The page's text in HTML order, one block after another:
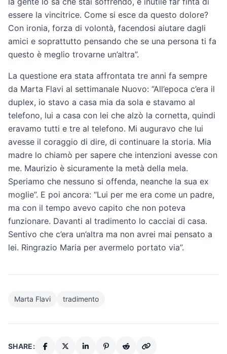
essere la vincitrice. Come si esce da questo dolore?
Con ironia, forza di volontà, facendosi aiutare dagli
amici e soprattutto pensando che se una persona ti fa
questo è meglio trovarne un’altra”.
La questione era stata affrontata tre anni fa sempre
da Marta Flavi al settimanale Nuovo: “All’epoca c’era il
duplex, io stavo a casa mia da sola e stavamo al
telefono, lui a casa con lei che alzò la cornetta, quindi
eravamo tutti e tre al telefono. Mi auguravo che lui
avesse il coraggio di dire, di continuare la storia. Mia
madre lo chiamò per sapere che intenzioni avesse con
me. Maurizio è sicuramente la metà della mela.
Speriamo che nessuno si offenda, neanche la sua ex
moglie”. E poi ancora: “Lui per me era come un padre,
ma con il tempo avevo capito che non poteva
funzionare. Davanti al tradimento lo cacciai di casa.
Sentivo che c’era un’altra ma non avrei mai pensato a
lei. Ringrazio Maria per avermelo portato via”.
Marta Flavi tradimento
SHARE: